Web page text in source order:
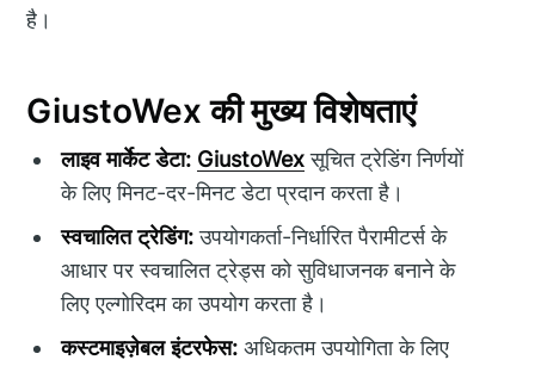
है।
GiustoWex की मुख्य विशेषताएं
लाइव मार्केट डेटा: GiustoWexसूचित ट्रेडिंग निर्णयों
के लिए मिनट-दर-मिनट डेटा प्रदान करता है।
स्वचालित ट्रेडिंग:उपयोगकर्ता-निर्धारित पैरामीटर्स के
आधार पर स्वचालित ट्रेड्स को सुविधाजनक बनाने के
लिए एल्गोरिदम का उपयोग करता है।
कस्टमाइज़ेबल इंटरफेस: अधिकतम उपयोगिता के लिए